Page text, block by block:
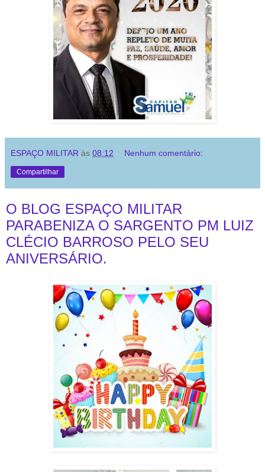
ESPAÇO MILITAR às 08:12 Nenhum comentário:
Compartilhar
O BLOG ESPAÇO MILITAR
PARABENIZA O SARGENTO PM LUIZ
CLÉCIO BARROSO PELO SEU
ANIVERSÁRIO.